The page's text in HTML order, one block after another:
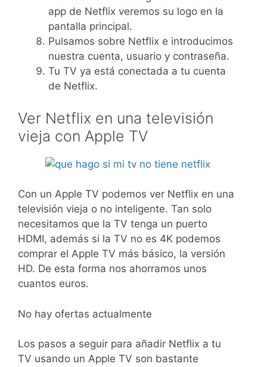
app de Netflix veremos su logo en la
pantalla principal.
Pulsamos sobre Netflix e introducimos
nuestra cuenta, usuario y contraseña.
Tu TV ya está conectada a tu cuenta
de Netflix.
Ver Netflix en una televisión
vieja con Apple TV
Con un Apple TV podemos ver Netflix en una
televisión vieja o no inteligente. Tan solo
necesitamos que la TV tenga un puerto
HDMI, además si la TV no es 4K podemos
comprar el Apple TV más básico, la versión
HD. De esta forma nos ahorramos unos
cuantos euros.
No hay ofertas actualmente
Los pasos a seguir para añadir Netflix a tu
TV usando un Apple TV son bastante